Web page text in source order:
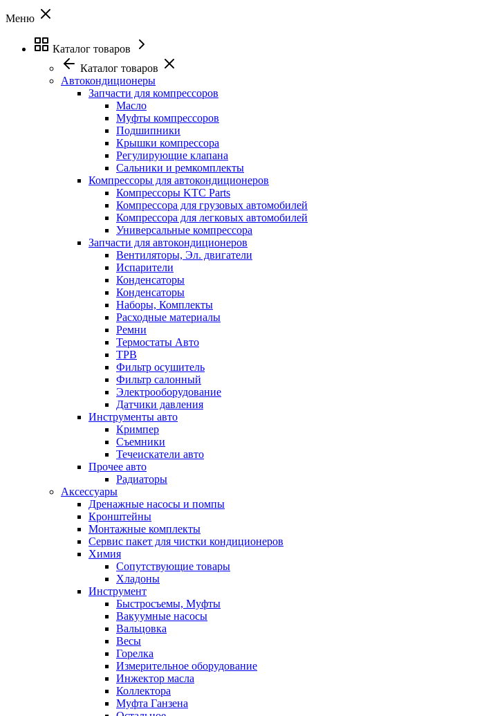
Меню
Каталог товаров
Каталог товаров
Автокондиционеры
Запчасти для компрессоров
Масло
Муфты компрессоров
Подшипники
Крышки компрессора
Регулирующие клапана
Сальники и ремкомплекты
Компрессоры для автокондиционеров
Компрессоры KTC Parts
Компрессора для грузовых автомобилей
Компрессора для легковых автомобилей
Универсальные компрессора
Запчасти для автокондиционеров
Вентиляторы, Эл. двигатели
Испарители
Конденсаторы
Конденсаторы
Наборы, Комплекты
Расходные материалы
Ремни
Термостаты Авто
ТРВ
Фильтр осушитель
Фильтр салонный
Электрооборудование
Датчики давления
Инструменты авто
Кримпер
Съемники
Течеискатели авто
Прочее авто
Радиаторы
Аксессуары
Дренажные насосы и помпы
Кронштейны
Монтажные комплекты
Сервис пакет для чистки кондиционеров
Химия
Сопутствующие товары
Хладоны
Инструмент
Быстросъемы, Муфты
Вакуумные насосы
Вальцовка
Весы
Горелка
Измерительное оборудование
Инжектор масла
Коллектора
Муфта Ганзена